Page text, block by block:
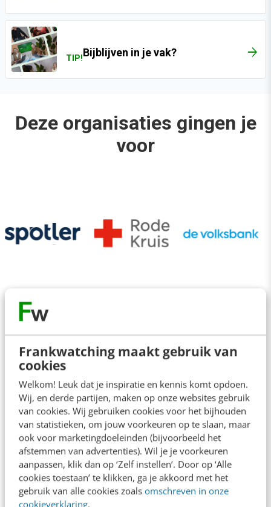
Frankwatching maakt gebruik van
cookies
Welkom! Leuk dat je inspiratie en kennis komt opdoen.
Wij, en derde partijen, maken op onze websites gebruik
van cookies. Wij gebruiken cookies voor het bijhouden
van statistieken, om jouw voorkeuren op te slaan, maar
ook voor marketingdoeleinden (bijvoorbeeld het
afstemmen van advertenties). Wil je je voorkeuren
aanpassen, klik dan op ‘Zelf instellen’. Door op ‘Alle
cookies toestaan’ te klikken, ga je akkoord met het
gebruik van alle cookies zoals omschreven in onze
cookieverklaring.
TIP!Bijblijven in je vak?
Deze organisaties gingen je
voor
Veelgestelde vragen
Is de training geschikt voor mij en/of mijn
branche?
Is er nog plek bij de training?
Is de training erkend en geaccrediteerd?